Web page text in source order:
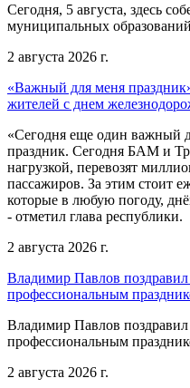
Сегодня, 5 августа, здесь
муниципальных
2 августа 2026 г.
«Важный для меня
жителей с днем
«Сегодня еще один важный
праздник. Сегодня БАМ и
нагрузкой, перевозят
пассажиров. За этим стоит
которые в любую погоду,
- отметил глава республики.
2 августа 2026 г.
Владимир Павлов
профессиональным
Владимир Павлов
профессиональным
2 августа 2026 г.